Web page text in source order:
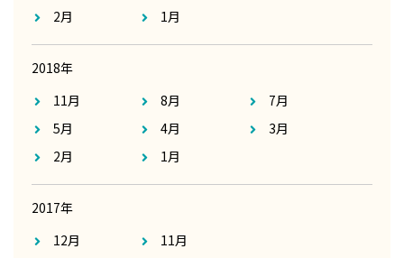
2月
1月
2018年
11月
8月
7月
5月
4月
3月
2月
1月
2017年
12月
11月